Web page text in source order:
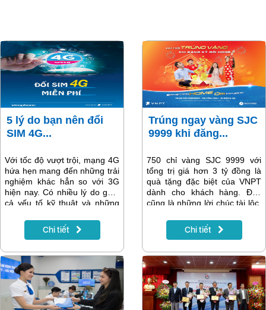
5 lý do bạn nên đổi
SIM 4G...
Với tốc độ vượt trội, mạng 4G
hứa hẹn mang đến những trải
nghiệm khác hẳn so với 3G
hiện nay. Có nhiều lý do gồm
cả yếu tố kỹ thuật và những
hấp dẫn bạn đi đổi SIM 4G
Vinaphone ngay hôm nay.
Chi tiết
Trúng ngay vàng SJC
9999 khi đăng...
750 chỉ vàng SJC 9999 với
tổng trị giá hơn 3 tỷ đồng là
quà tặng đặc biệt của VNPT
dành cho khách hàng. Đây
cũng là những lời chúc tài lộc,
gửi đến khách hàng nhân dịp
năm mới 2020.
Chi tiết